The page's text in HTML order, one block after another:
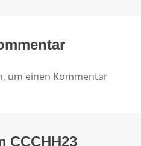
um einen Kommentar
CCCHH23